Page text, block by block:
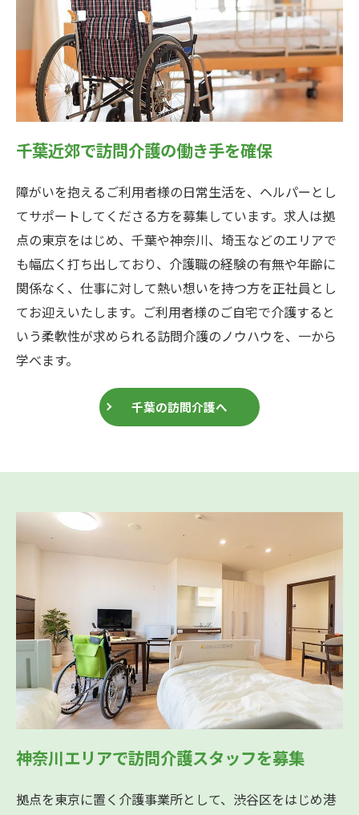
千葉近郊で訪問介護の働き手を確保
障がいを抱えるご利用者様の日常生活を、ヘルパーとし
てサポートしてくださる方を募集しています。求人は拠
点の東京をはじめ、千葉や神奈川、埼玉などのエリアで
も幅広く打ち出しており、介護職の経験の有無や年齢に
関係なく、仕事に対して熱い想いを持つ方を正社員とし
てお迎えいたします。ご利用者様のご自宅で介護すると
いう柔軟性が求められる訪問介護のノウハウを、一から
学べます。
千葉の訪問介護へ
神奈川エリアで訪問介護スタッフを募集
拠点を東京に置く介護事業所として、渋谷区をはじめ港